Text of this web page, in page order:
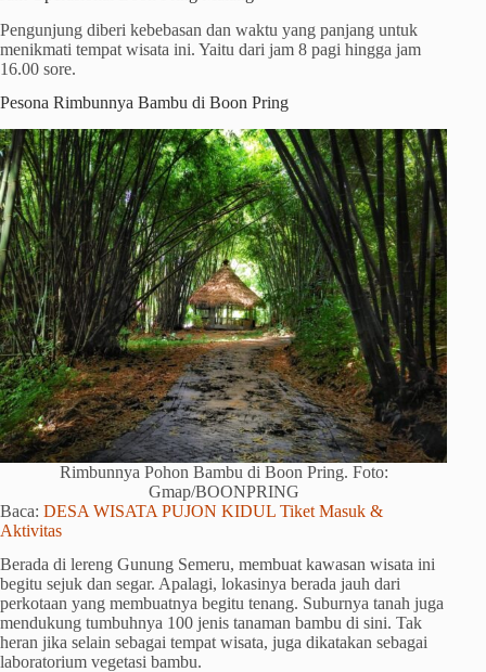
Pengunjung diberi kebebasan dan waktu yang panjang untuk
menikmati tempat wisata ini. Yaitu dari jam 8 pagi hingga jam
16.00 sore.
Pesona Rimbunnya Bambu di Boon Pring
Rimbunnya Pohon Bambu di Boon Pring. Foto:
Gmap/BOONPRING
Baca: DESA WISATA PUJON KIDUL Tiket Masuk &
Aktivitas
Berada di lereng Gunung Semeru, membuat kawasan wisata ini
begitu sejuk dan segar. Apalagi, lokasinya berada jauh dari
perkotaan yang membuatnya begitu tenang. Suburnya tanah juga
mendukung tumbuhnya 100 jenis tanaman bambu di sini. Tak
heran jika selain sebagai tempat wisata, juga dikatakan sebagai
laboratorium vegetasi bambu.